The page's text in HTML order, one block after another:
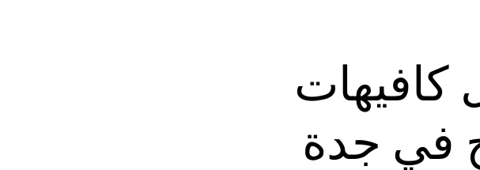
كافيهات
في جدة